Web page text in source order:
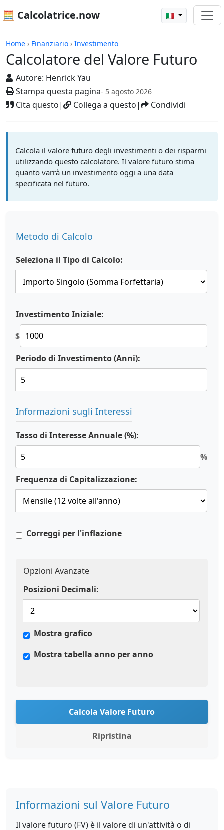
🧮 Calcolatrice.now 🇮🇹
Home › Finanziario › Investimento
Calcolatore del Valore Futuro
Autore: Henrick Yau
Stampa questa pagina- 5 agosto 2026
Cita questo| Collega a questo| Condividi
Calcolatrici
Calcola il valore futuro degli investimenti o dei risparmi
utilizzando questo calcolatore. Il valore futuro stima
quanto varrà un investimento oggi a una data
specificata nel futuro.
Metodo di Calcolo
Seleziona il Tipo di Calcolo:
Investimento Iniziale:
$
Periodo di Investimento (Anni):
Informazioni sugli Interessi
Tasso di Interesse Annuale (%):
%
Frequenza di Capitalizzazione:
Correggi per l'inflazione
Opzioni Avanzate
Posizioni Decimali:
Mostra grafico
Mostra tabella anno per anno
Calcola Valore Futuro
Ripristina
Informazioni sul Valore Futuro
Il valore futuro (FV) è il valore di un'attività o di